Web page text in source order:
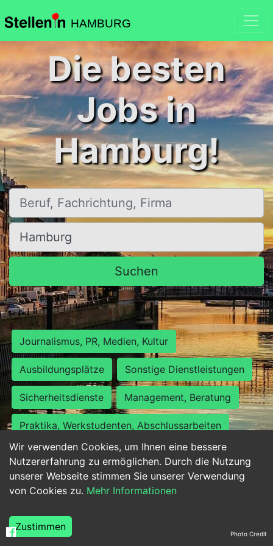
HAMBURG
Wir verwenden Cookies, um Ihnen eine bessere
Nutzererfahrung zu ermöglichen. Durch die Nutzung
unserer Webseite stimmen Sie unserer Verwendung
von Cookies zu. Mehr Informationen
Zustimmen
Die besten
Jobs in
Hamburg!
Beruf, Fachrichtung, Firma
Ort, Stadt
Suchen
Journalismus, PR, Medien, Kultur
Ausbildungsplätze Sonstige Dienstleistungen
Sicherheitsdienste Management, Beratung
Praktika, Werkstudenten, Abschlussarbeiten
Personalwesen Assistenz, Sekretariat
Hilfskräfte, Aushilfs- und Nebenjobs
Weiterbildung, Studium, duale Ausbildung Photo Credit